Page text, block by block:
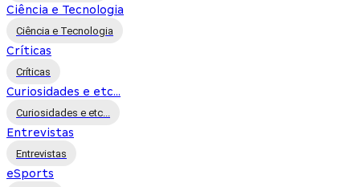
Ciência e Tecnologia
Ciência e Tecnologia
Críticas
Críticas
Curiosidades e etc...
Curiosidades e etc...
Entrevistas
Entrevistas
eSports